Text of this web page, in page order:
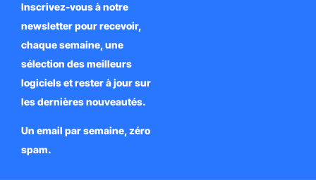
Inscrivez-vous à notre
newsletter pour recevoir,
chaque semaine, une
sélection des meilleurs
logiciels et rester à jour sur
les dernières nouveautés.
Un email par semaine, zéro
spam.